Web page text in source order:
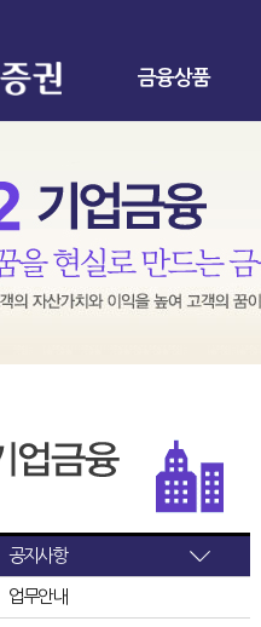
금융상품
공지사항
업무안내